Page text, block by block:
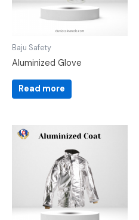
Baju Safety
Aluminized Glove
Read more